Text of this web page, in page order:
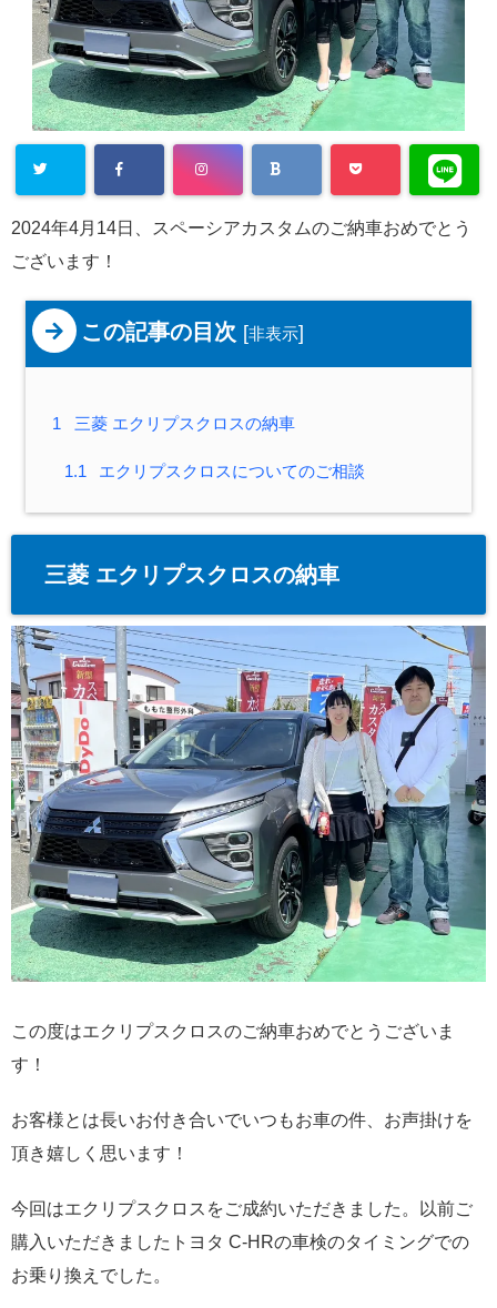
2024年4月14日、スペーシアカスタムのご納車おめでとう
ございます！
この記事の目次 [非表示]
1 三菱 エクリプスクロスの納車
1.1 エクリプスクロスについてのご相談
三菱 エクリプスクロスの納車
この度はエクリプスクロスのご納車おめでとうございま
す！
お客様とは長いお付き合いでいつもお車の件、お声掛けを
頂き嬉しく思います！
今回はエクリプスクロスをご成約いただきました。以前ご
購入いただきましたトヨタ C-HRの車検のタイミングでの
お乗り換えでした。